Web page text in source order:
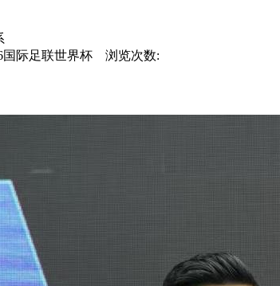
国际足联世界杯 浏览次数: